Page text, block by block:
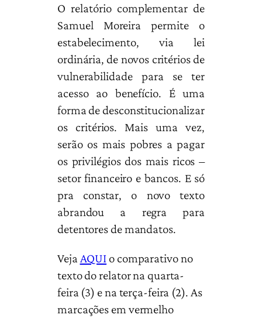
O relatório complementar de
Samuel Moreira permite o
estabelecimento, via lei
ordinária, de novos critérios de
vulnerabilidade para se ter
acesso ao benefício. É uma
forma de desconstitucionalizar
os critérios. Mais uma vez,
serão os mais pobres a pagar
os privilégios dos mais ricos –
setor financeiro e bancos. E só
pra constar, o novo texto
abrandou a regra para
detentores de mandatos.
VejaAQUI o comparativo no
texto do relator na quarta-
feira (3) e na terça-feira (2). As
marcações em vermelho